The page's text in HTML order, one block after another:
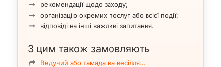
рекомендації щодо заходу;
організацію окремих послуг або всієї події;
відповіді на інші важливі запитання.
З цим також замовляють
Ведучий або тамада на весілля…